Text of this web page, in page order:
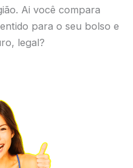
Ai você compara
para o seu bolso e
legal?